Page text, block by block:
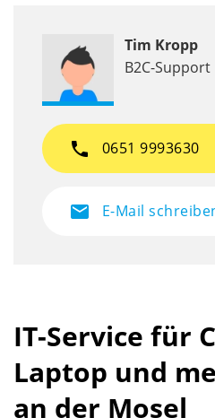
Tim Kropp
B2C-Support
phone 0651 9993630
mail E-Mail
IT-Service für
Laptop und
an der Mosel